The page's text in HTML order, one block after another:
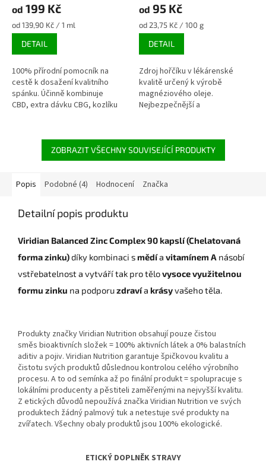
od 199 Kč
Měrná
cena:
od 139,90 Kč / 1 ml
DETAIL
100% přírodní pomocník na
cestě k dosažení kvalitního
spánku. Účinně kombinuje
CBD, extra dávku CBG, kozlíku
od 95 Kč
Měrná
cena:
od 23,75 Kč / 100 g
DETAIL
Zdroj hořčíku v lékárenské
kvalitě určený k výrobě
magnéziového oleje.
Nejbezpečnější a
ZOBRAZIT VŠECHNY SOUVISEJÍCÍ PRODUKTY
Popis Podobné (4) Hodnocení Značka
Detailní popis produktu
Viridian Balanced Zinc Complex90 kapslí (Chelatovaná
forma zinku)díky kombinaci smědía vitamínem A násobí
vstřebatelnost a vytváří tak pro tělovysoce využitelnou
formu zinku na podporuzdravía krásyvašeho těla.
Produkty značky Viridian Nutrition obsahují pouze čistou
směs bioaktivních složek = 100% aktivních látek a 0% balastních
aditiv a pojiv. Viridian Nutrition garantuje špičkovou kvalitu a
čistotu svých produktů důslednou kontrolou celého výrobního
procesu. A to od semínka až po finální produkt = spolupracuje s
lokálními producenty a pěstiteli zaměřenými na nejvyšší kvalitu.
Z etických důvodů nepoužívá značka Viridian Nutrition ve svých
produktech žádný palmový tuk a netestuje své produkty na
zvířatech. Všechny obaly produktů jsou 100% ekologické.
ETICKÝ DOPLNĚK STRAVY